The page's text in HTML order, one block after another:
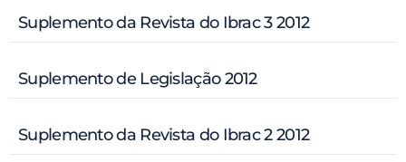
Suplemento da Revista do Ibrac 3 2012
Suplemento de Legislação 2012
Suplemento da Revista do Ibrac 2 2012